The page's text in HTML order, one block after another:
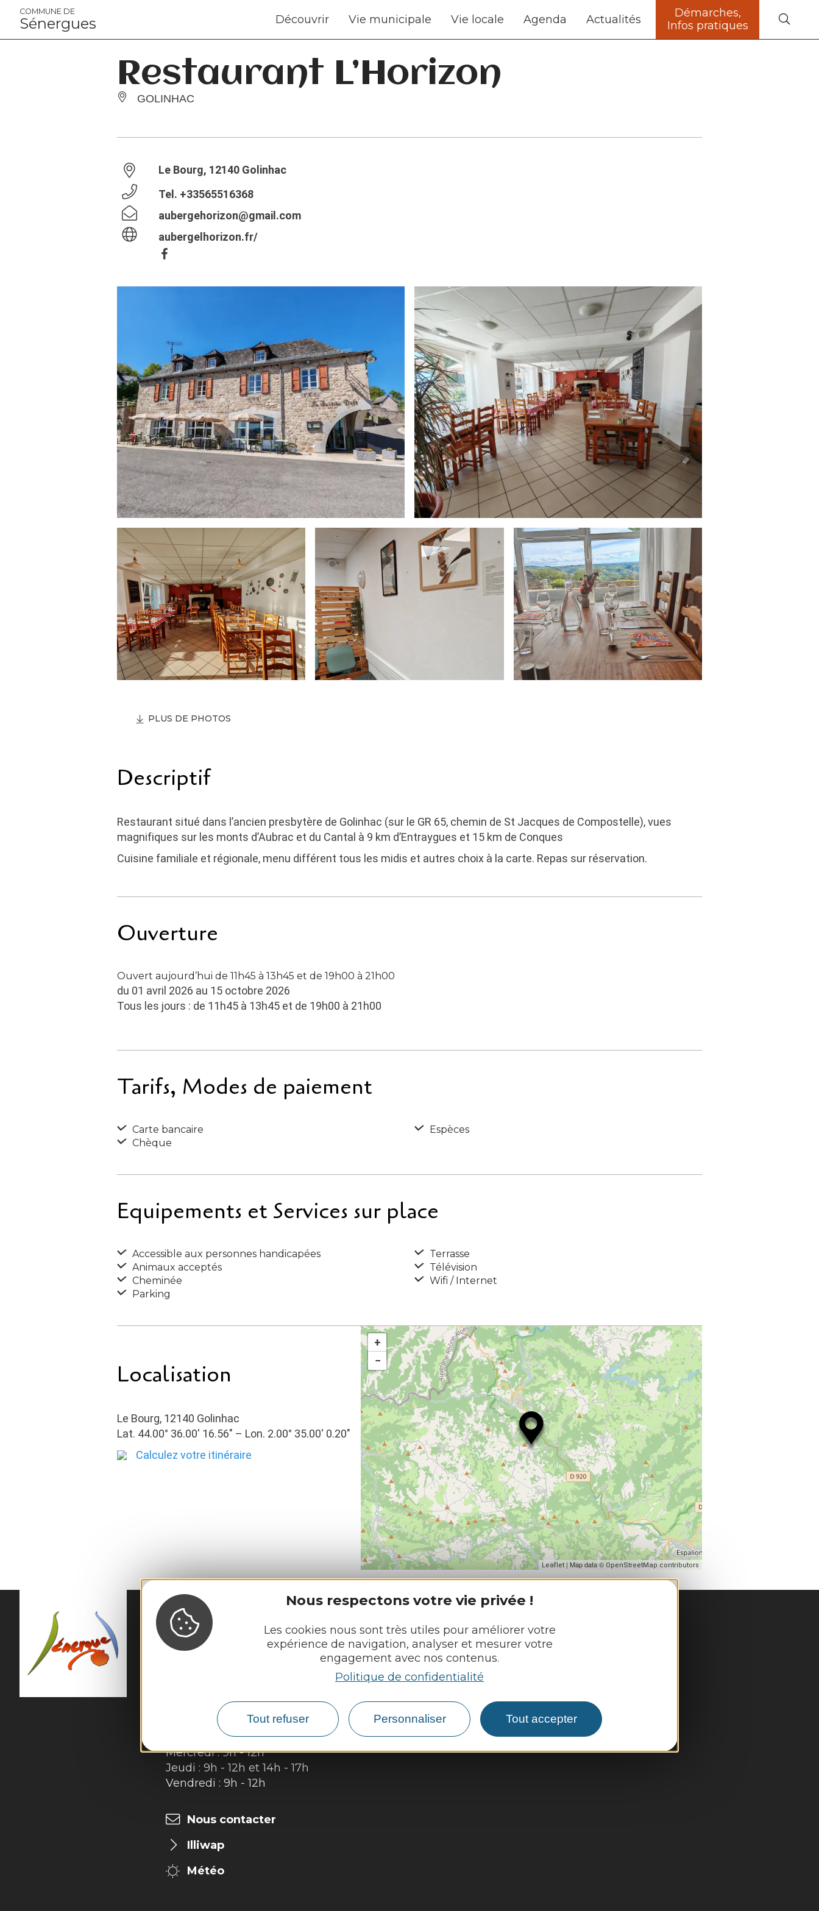
Panneau de gestion des cookies
Nous respectons votre vie privée !
Les cookies nous sont très utiles pour améliorer votre
expérience de navigation, analyser et mesurer votre
engagement avec nos contenus.
Politique de confidentialité
Tout refuser Personnaliser Tout accepter
COMMUNE DE
Sénergues Découvrir Vie municipale Vie locale Agenda Actualités
Démarches,
Infos pratiques
Restaurant L’Horizon
GOLINHAC
Le Bourg, 12140 Golinhac
Tel. +33565516368
aubergehorizon@gmail.com
aubergelhorizon.fr/
PLUS DE PHOTOS
Descriptif
Restaurant situé dans l’ancien presbytère de Golinhac (sur le GR 65, chemin de St Jacques de Compostelle), vues
magnifiques sur les monts d’Aubrac et du Cantal à 9 km d’Entraygues et 15 km de Conques
Cuisine familiale et régionale, menu différent tous les midis et autres choix à la carte. Repas sur réservation.
Ouverture
Ouvert aujourd’hui de 11h45 à 13h45 et de 19h00 à 21h00
du 01 avril 2026 au 15 octobre 2026
Tous les jours : de 11h45 à 13h45 et de 19h00 à 21h00
Tarifs, Modes de paiement
Carte bancaire
Chèque
Espèces
Equipements et Services sur place
Accessible aux personnes handicapées
Animaux acceptés
Cheminée
Parking
Terrasse
Télévision
Wifi / Internet
Localisation
Le Bourg, 12140 Golinhac
Lat. 44.00° 36.00′ 16.56″ – Lon. 2.00° 35.00′ 0.20″
Calculez votre itinéraire
+
−
Leaflet| Map data © OpenStreetMap contributors
MAIRIE DE
SÉNERGUES
54 rue des Écoles
Horaires d'ouverture :
Lundi : 9h - 12h
Mardi : 9h - 12h et 14h - 17h
Mercredi : 9h - 12h
Jeudi : 9h - 12h et 14h - 17h
Vendredi : 9h - 12h
Nous contacter
Illiwap
Météo
Découvrir
Vie municipale
Vie locale
Démarches, infos pratiques